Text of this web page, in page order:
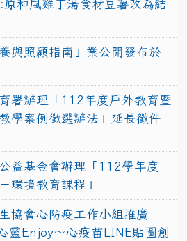
和風雞丁湯食材豆薯改為結
與照顧指南」業公開發布於
署辦理「112年度戶外教育暨
學案例徵選辦法」延長徵件
益基金會辦理「112學年度
環境教育課程」
協會心防疫工作小組推廣
靈Enjoy〜心疫苗LINE貼圖創